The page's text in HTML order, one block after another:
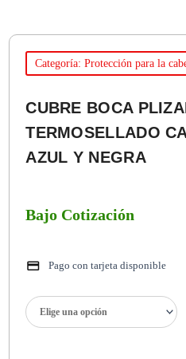
Categoría: Protección para la
CUBRE BOCA
TERMOSELLADO
AZUL Y NEGRA
Bajo Cotización
Pago con tarjeta disponible
BOCA